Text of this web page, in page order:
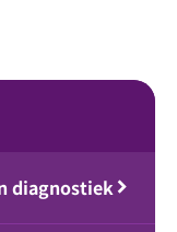
diagnostiek